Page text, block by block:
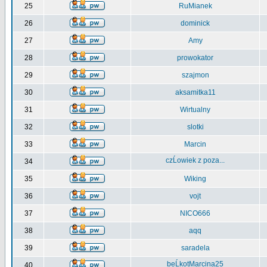
25 RuMianek
26 dominick
27 Amy
28 prowokator
29 szajmon
30 aksamitka11
31 Wirtualny
32 slotki
33 Marcin
34 czĹowiek z poza...
35 Wiking
36 vojt
37 NICO666
38 aqq
39 saradela
40 beĹkotMarcina25